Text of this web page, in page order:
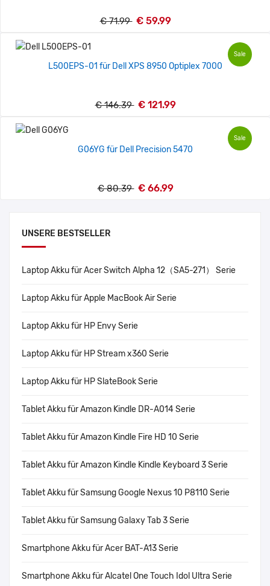
UNSERE BESTSELLER
Laptop Akku für Acer Switch Alpha 12（SA5-271） Serie
Laptop Akku für Apple MacBook Air Serie
Laptop Akku für HP Envy Serie
Laptop Akku für HP Stream x360 Serie
Laptop Akku für HP SlateBook Serie
Tablet Akku für Amazon Kindle DR-A014 Serie
Tablet Akku für Amazon Kindle Fire HD 10 Serie
Tablet Akku für Amazon Kindle Kindle Keyboard 3 Serie
Tablet Akku für Samsung Google Nexus 10 P8110 Serie
Tablet Akku für Samsung Galaxy Tab 3 Serie
Smartphone Akku für Acer BAT-A13 Serie
Smartphone Akku für Alcatel One Touch Idol Ultra Serie
€ 71.99 € 59.99
Sale
L500EPS-01 für Dell XPS 8950 Optiplex 7000
€ 146.39 € 121.99
Sale
G06YG für Dell Precision 5470
€ 80.39 € 66.99